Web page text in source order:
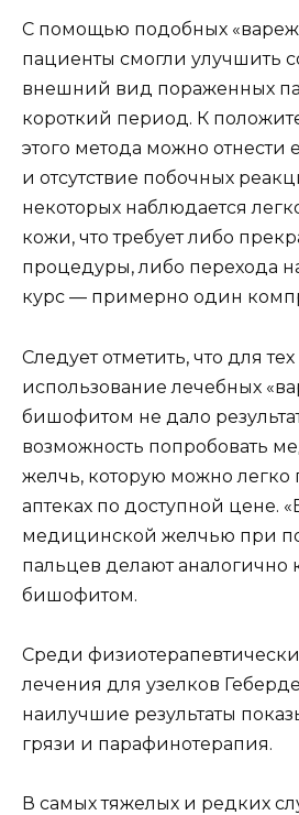
С помощью подобных
пациенты смогли улучшить
внешний вид пораженных
короткий период. К
этого метода можно отнести
и отсутствие побочных
некоторых наблюдается
кожи, что требует либо
процедуры, либо перехода
курс — примерно один
Следует отметить, что для
использование лечебных
бишофитом не дало
возможность попробовать
желчь, которую можно легко
аптеках по доступной цене.
медицинской желчью при
пальцев делают аналогично
бишофитом.
Среди
лечения для узелков
наилучшие результаты
грязи и парафинотерапия.
В самых тяжелых и редких